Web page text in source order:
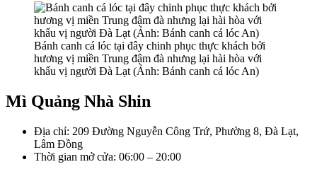
Bánh canh cá lóc tại đây chinh phục thực khách bởi
hương vị miền Trung đậm đà nhưng lại hài hòa với
khẩu vị người Đà Lạt (Ảnh: Bánh canh cá lóc An)
Mì Quảng Nhà Shin
Địa chỉ: 209 Đường Nguyễn Công Trứ, Phường 8, Đà Lạt,
Lâm Đồng
Thời gian mở cửa: 06:00 – 20:00